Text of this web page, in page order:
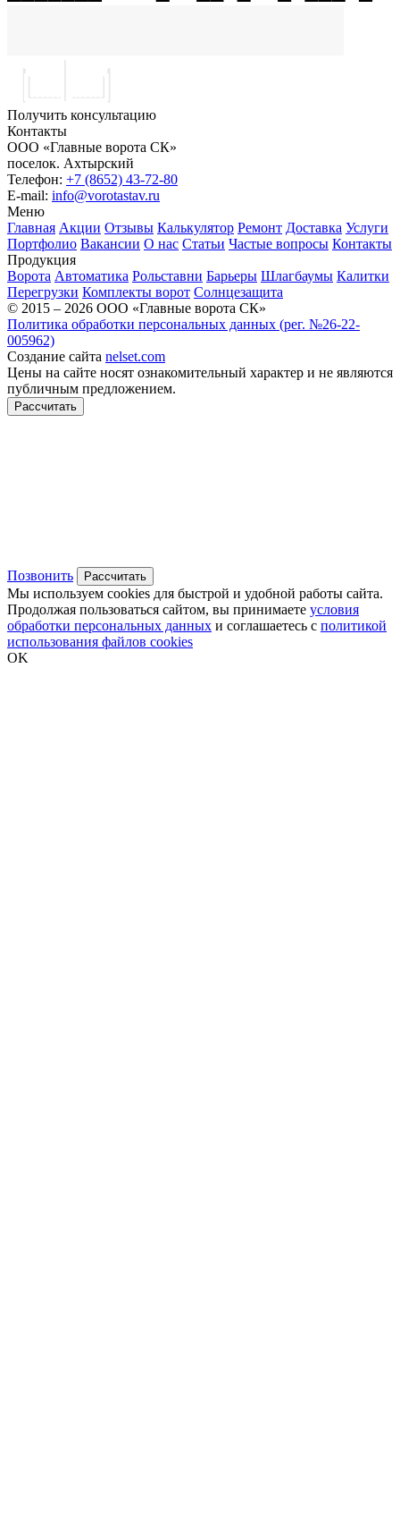
Получить консультацию
Контакты
ООО «Главные ворота СК»
поселок. Ахтырский
Телефон: +7 (8652) 43-72-80
E-mail: info@vorotastav.ru
Меню
Главная Акции Отзывы Калькулятор Ремонт Доставка Услуги
Портфолио Вакансии О нас Статьи Частые вопросы Контакты
Продукция
Ворота Автоматика Рольставни Барьеры Шлагбаумы Калитки
Перегрузки Комплекты ворот Солнцезащита
© 2015 – 2026 ООО «Главные ворота СК»
Политика обработки персональных данных (рег. №26-22-
005962)
Создание сайта nelset.com
Цены на сайте носят ознакомительный характер и не являются
публичным предложением.
Рассчитать
Позвонить Рассчитать
Мы используем cookies для быстрой и удобной работы сайта.
Продолжая пользоваться сайтом, вы принимаете условия
обработки персональных данных и соглашаетесь с политикой
использования файлов cookies
OK